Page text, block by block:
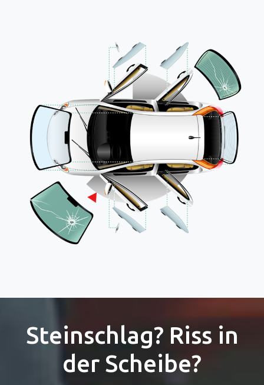
Steinschlag? Riss in
der Scheibe?